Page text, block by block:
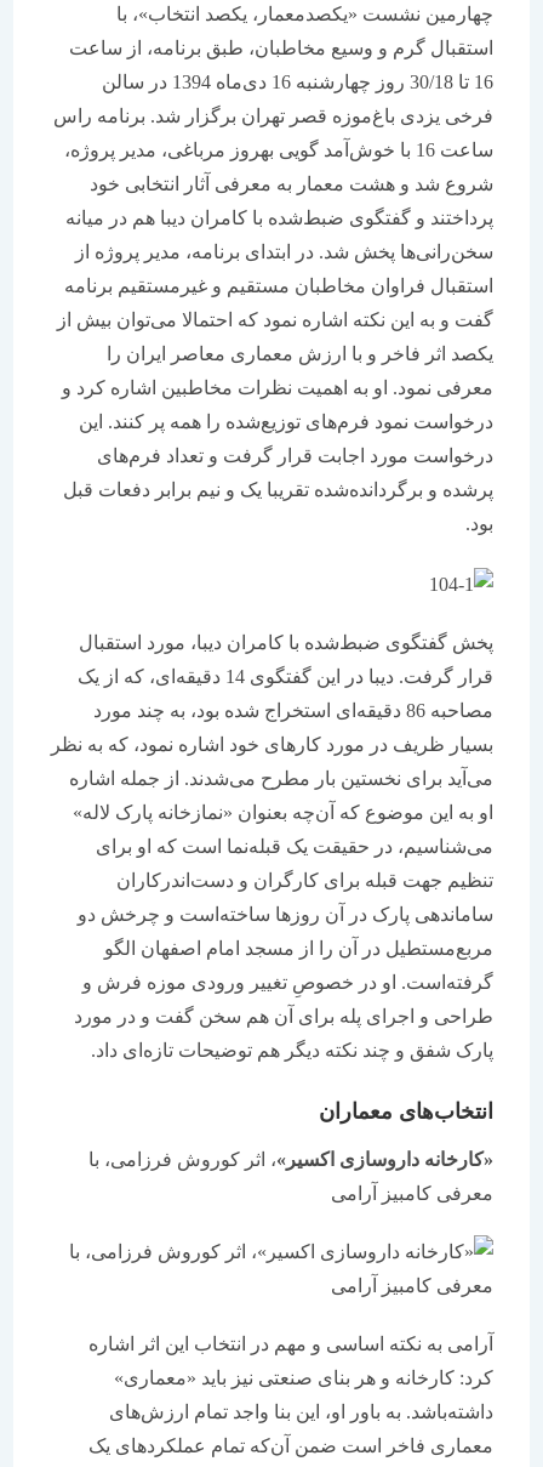
چهارمین نشست «یکصدمعمار، یکصد انتخاب»، با
استقبال گرم و وسیع مخاطبان، طبق برنامه، از ساعت
16 تا 30/18 روز چهارشنبه 16 دی‌ماه 1394 در سالن
فرخی یزدی باغ‌موزه قصر تهران برگزار شد. برنامه راس
ساعت 16 با خوش‌آمد گویی بهروز مرباغی، مدیر پروژه،
شروع شد و هشت معمار به معرفی آثار انتخابی خود
پرداختند و گفتگوی ضبط‌شده با کامران دیبا هم در میانه
سخن‌رانی‌ها پخش شد. در ابتدای برنامه، مدیر پروژه از
استقبال فراوان مخاطبان مستقیم و غیرمستقیم برنامه
گفت و به این نکته اشاره نمود که احتمالا می‌توان بیش از
یکصد اثر فاخر و با ارزش معماری معاصر ایران را
معرفی نمود. او به اهمیت نظرات مخاطبین اشاره کرد و
درخواست نمود فرم‌های توزیع‌شده را همه پر کنند. این
درخواست مورد اجابت قرار گرفت و تعداد فرم‌های
پرشده و برگردانده‌شده تقریبا یک و نیم برابر دفعات قبل
پخش گفتگوی ضبط‌شده با کامران دیبا، مورد استقبال
قرار گرفت. دیبا در این گفتگوی 14 دقیقه‌ای، که از یک
مصاحبه 86 دقیقه‌ای استخراج شده بود، به چند مورد
بسیار ظریف در مورد کارهای خود اشاره نمود، که به نظر
می‌آید برای نخستین بار مطرح می‌شدند. از جمله اشاره
او به این موضوع که آن‌چه بعنوان «نمازخانه پارک لاله»
می‌شناسیم، در حقیقت یک قبله‌نما است که او برای
تنظیم جهت قبله برای کارگران و دست‌اندرکاران
ساماندهی پارک در آن روزها ساخته‌است و چرخش دو
مربع‌مستطیل در آن را از مسجد امام اصفهان الگو
گرفته‌است. او در خصوصِ تغییر ورودی موزه فرش و
طراحی و اجرای پله برای آن هم سخن گفت و در مورد
پارک شفق و چند نکته دیگر هم توضیحات تازه‌ای داد.
انتخاب‌های معماران
«کارخانه داروسازی اکسیر»، اثر کوروش فرزامی، با
معرفی کامبیز آرامی
آرامی به نکته اساسی و مهم در انتخاب این اثر اشاره
کرد: کارخانه و هر بنای صنعتی نیز باید «معماری»
داشته‌باشد. به باور او، این بنا واجد تمام ارزش‌های
معماری فاخر است ضمن آن‌که تمام عملکردهای یک